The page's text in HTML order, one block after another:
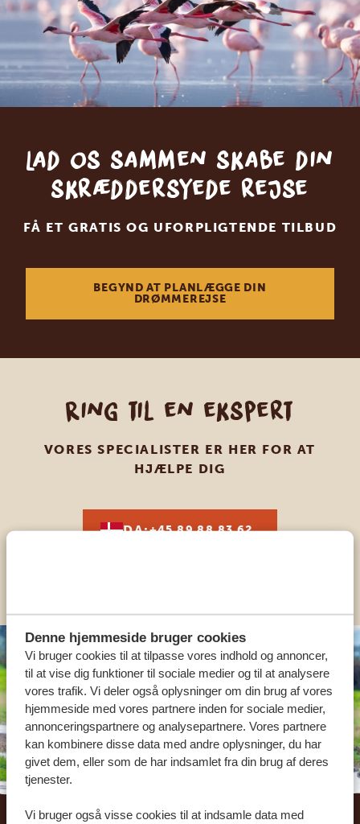
Denne hjemmeside bruger cookies
Vi bruger cookies til at tilpasse vores indhold og annoncer,
til at vise dig funktioner til sociale medier og til at analysere
vores trafik. Vi deler også oplysninger om din brug af vores
hjemmeside med vores partnere inden for sociale medier,
annonceringspartnere og analysepartnere. Vores partnere
kan kombinere disse data med andre oplysninger, du har
givet dem, eller som de har indsamlet fra din brug af deres
tjenester.
Vi bruger også visse cookies til at indsamle data med
Lad os sammen skabe din
skræddersyede rejse
FÅ ET GRATIS OG UFORPLIGTENDE TILBUD
BEGYND AT PLANLÆGGE DIN
DRØMMEREJSE
Ring til en ekspert
VORES SPECIALISTER ER HER FOR AT
HJÆLPE DIG
DA:+45 89 88 83 62